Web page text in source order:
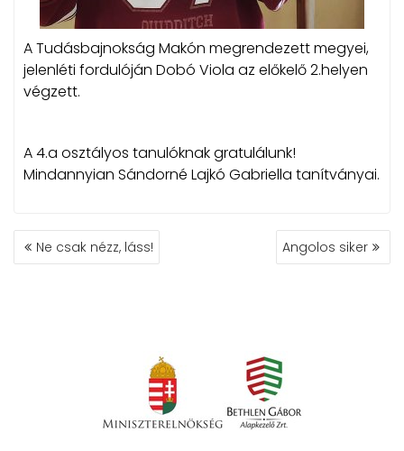
A Tudásbajnokság Makón megrendezett megyei,
jelenléti fordulóján Dobó Viola az előkelő 2.helyen
végzett.
A 4.a osztályos tanulóknak gratulálunk!
Mindannyian Sándorné Lajkó Gabriella tanítványai.
BEJEGYZÉS
NAVIGÁCIÓ
Ne csak nézz, láss! Angolos siker